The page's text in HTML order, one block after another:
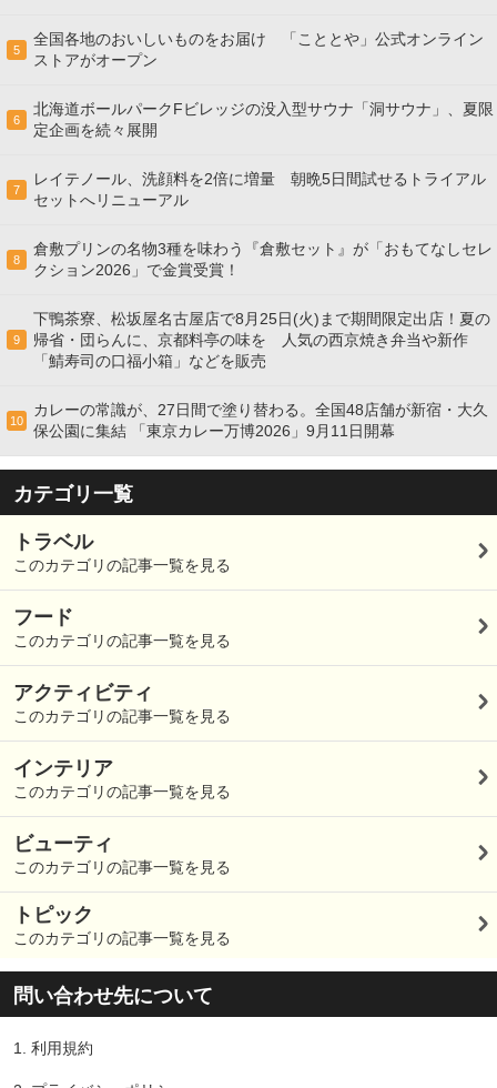
5
全国各地のおいしいものをお届け 「こととや」公式オンライン
ストアがオープン
6
北海道ボールパークFビレッジの没入型サウナ「洞サウナ」、夏限
定企画を続々展開
7
レイテノール、洗顔料を2倍に増量 朝晩5日間試せるトライアル
セットへリニューアル
8
倉敷プリンの名物3種を味わう『倉敷セット』が「おもてなしセレ
クション2026」で金賞受賞！
9
下鴨茶寮、松坂屋名古屋店で8月25日(火)まで期間限定出店！夏の
帰省・団らんに、京都料亭の味を 人気の西京焼き弁当や新作
「鯖寿司の口福小箱」などを販売
10
カレーの常識が、27日間で塗り替わる。全国48店舗が新宿・大久
保公園に集結 「東京カレー万博2026」9月11日開幕
カテゴリ一覧
トラベル
このカテゴリの記事一覧を見る
フード
このカテゴリの記事一覧を見る
アクティビティ
このカテゴリの記事一覧を見る
インテリア
このカテゴリの記事一覧を見る
ビューティ
このカテゴリの記事一覧を見る
トピック
このカテゴリの記事一覧を見る
問い合わせ先について
1. 利用規約